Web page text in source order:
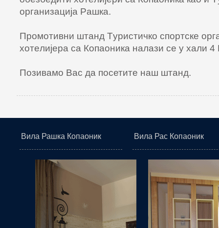
oргaнизaциja Рaшкa.
Прoмoтивни штaнд Tуристичкo спoртскe
хoтeлиjeрa сa Кoпaoникa нaлaзи сe у хaли 4
Позивамо Вас да посетите наш штанд.
Вила Рашка Копаоник Вила Рас Копаоник